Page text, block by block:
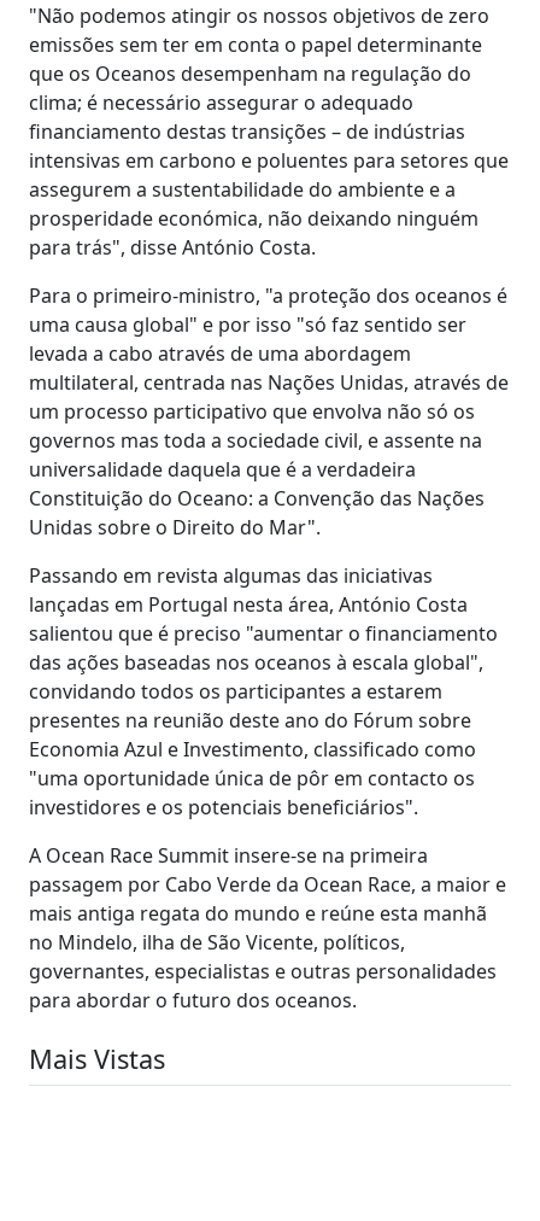
"Não podemos atingir os nossos objetivos de zero
emissões sem ter em conta o papel determinante
que os Oceanos desempenham na regulação do
clima; é necessário assegurar o adequado
financiamento destas transições – de indústrias
intensivas em carbono e poluentes para setores que
assegurem a sustentabilidade do ambiente e a
prosperidade económica, não deixando ninguém
para trás", disse António Costa.
Para o primeiro-ministro, "a proteção dos oceanos é
uma causa global" e por isso "só faz sentido ser
levada a cabo através de uma abordagem
multilateral, centrada nas Nações Unidas, através de
um processo participativo que envolva não só os
governos mas toda a sociedade civil, e assente na
universalidade daquela que é a verdadeira
Constituição do Oceano: a Convenção das Nações
Unidas sobre o Direito do Mar".
Passando em revista algumas das iniciativas
lançadas em Portugal nesta área, António Costa
salientou que é preciso "aumentar o financiamento
das ações baseadas nos oceanos à escala global",
convidando todos os participantes a estarem
presentes na reunião deste ano do Fórum sobre
Economia Azul e Investimento, classificado como
"uma oportunidade única de pôr em contacto os
investidores e os potenciais beneficiários".
A Ocean Race Summit insere-se na primeira
passagem por Cabo Verde da Ocean Race, a maior e
mais antiga regata do mundo e reúne esta manhã
no Mindelo, ilha de São Vicente, políticos,
governantes, especialistas e outras personalidades
para abordar o futuro dos oceanos.
Mais Vistas